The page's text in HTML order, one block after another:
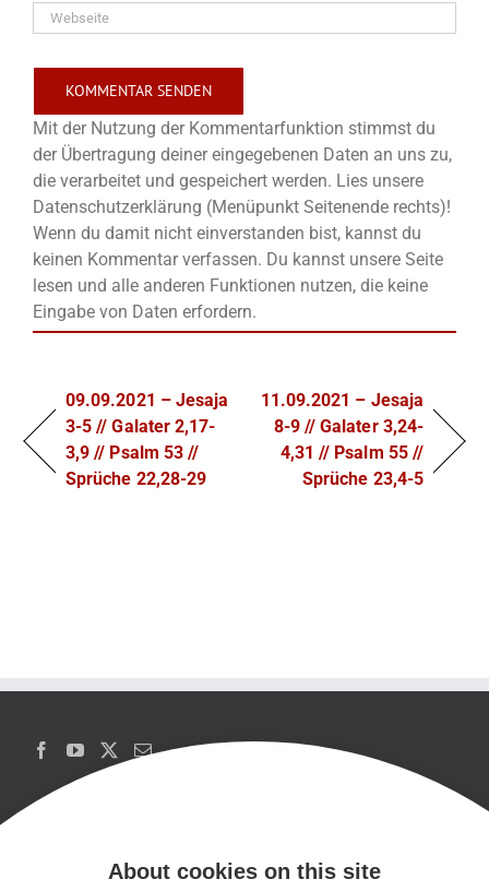
Mit der Nutzung der Kommentarfunktion stimmst du
der Übertragung deiner eingegebenen Daten an uns zu,
die verarbeitet und gespeichert werden. Lies unsere
Datenschutzerklärung (Menüpunkt Seitenende rechts)!
Wenn du damit nicht einverstanden bist, kannst du
keinen Kommentar verfassen. Du kannst unsere Seite
lesen und alle anderen Funktionen nutzen, die keine
Eingabe von Daten erfordern.
09.09.2021 – Jesaja
3-5 // Galater 2,17-
3,9 // Psalm 53 //
Sprüche 22,28-29
11.09.2021 – Jesaja
8-9 // Galater 3,24-
4,31 // Psalm 55 //
Sprüche 23,4-5
About cookies on this site